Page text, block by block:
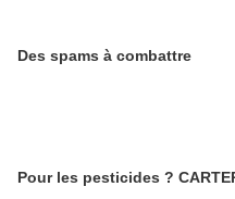
Des spams à combattre
Pour les